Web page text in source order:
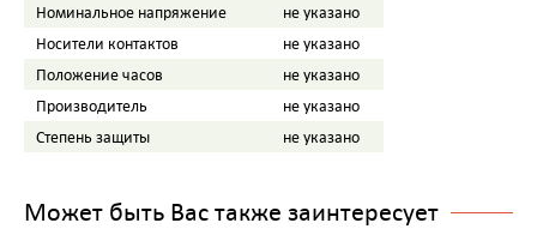
Номинальное напряжение
не указано
Носители контактов
не указано
Положение часов
не указано
Производитель
не указано
Степень защиты
не указано
Может быть Вас также заинтересует